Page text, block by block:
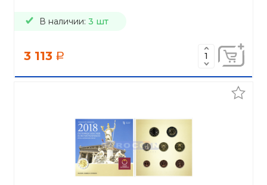
В наличии: 3 шт
3 113 a